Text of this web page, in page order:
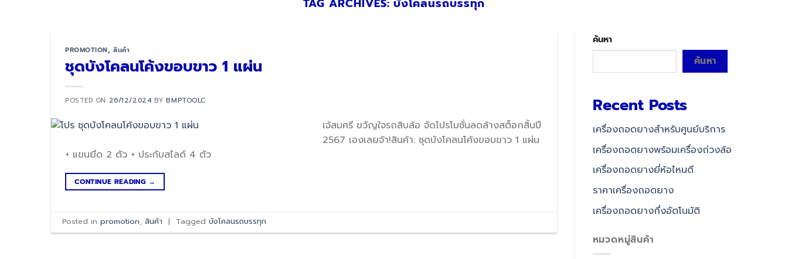
TAG ARCHIVES:บังโคลนรถบรรทุก
PROMOTION,สินค้า
ชุดบังโคลนโค้งขอบขาว 1 แผ่น
POSTED ON 26/12/2024BYBMPTOOLC
เจ้สมศรี ขวัญใจรถสิบล้อ จัดโปรโมชั่นลดล้างสต็อกสิ้นปี
2567 เองเลยจ้า!สินค้า: ชุดบังโคลนโค้งขอบขาว 1 แผ่น
+ แขนยึด 2 ตัว + ประกับสไลด์ 4 ตัว
CONTINUE READING →
Posted inpromotion,สินค้า | Taggedบังโคลนรถบรรทุก
ค้นหา
ค้นหา
Recent Posts
เครื่องถอดยางสำหรับศูนย์บริการ
เครื่องถอดยางพร้อมเครื่องถ่วงล้อ
เครื่องถอดยางยี่ห้อไหนดี
ราคาเครื่องถอดยาง
เครื่องถอดยางกึ่งอัตโนมัติ
หมวดหมู่สินค้า